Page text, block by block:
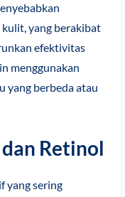
yang berakibat
efektivitas
menggunakan
yang berbeda atau
Retinol
yang sering